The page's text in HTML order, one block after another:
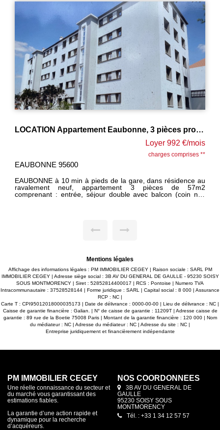
LOCATION Appartement Eaubonne, 3 pièces proche gare
Loyer 992 €/mois
charges comprises **
EAUBONNE 95600
EAUBONNE à 10 min à pieds de la gare, dans résidence au
ravalement neuf, appartement 3 pièces de 57m2
comprenant : entrée, séjour double avec balcon (coin nuit
Honoraires agence à la charge du locataire 734.76EUROS
Mentions légales
Affichage des informations légales : PM IMMOBILIER CEGEY | Raison sociale : SARL PM
IMMOBILIER CEGEY | Adresse siège social : 3B AV DU GENERAL DE GAULLE - 95230 SOISY
SOUS MONTMORENCY | Siret : 52852814400017 | RCS : Pontoise | Numero TVA
Intracommunautaire : 37528528144 | Forme juridique : SARL | Capital social : 8 000 | Assurance
RCP : NC |
Carte T : CPI95012018000035173 | Date de délivrance : 0000-00-00 | Lieu de délivrance : NC |
Caisse de garantie financière : Galian. | N° de caisse de garantie : 11209T | Adresse caisse de
garantie : 89 rue de la Boetie 75008 Paris | Montant de la garantie financière : 120 000 | Nom
du médiateur : NC | Adresse du médiateur : NC | Adresse du site : NC |
Entreprise juridiquement et financièrement indépendante
PM IMMOBILIER CEGEY
Une réelle connaissance du secteur et
du marché vous garantissant des
estimations fiables.
La garantie d’une action rapide et
dynamique pour la recherche
d’acquéreurs.
NOS COORDONNÉES
3B AV DU GENERAL DE
GAULLE
95230 SOISY SOUS
MONTMORENCY
Tél. : +33 1 34 12 57 57